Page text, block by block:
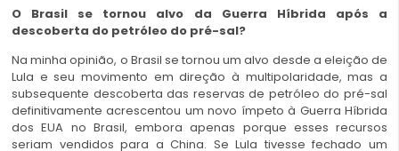
O Brasil se tornou alvo da Guerra Híbrida após a
descoberta do petróleo do pré-sal?
Na minha opinião, o Brasil se tornou um alvo desde a eleição de
Lula e seu movimento em direção à multipolaridade, mas a
subsequente descoberta das reservas de petróleo do pré-sal
definitivamente acrescentou um novo ímpeto à Guerra Híbrida
dos EUA no Brasil, embora apenas porque esses recursos
seriam vendidos para a China. Se Lula tivesse fechado um